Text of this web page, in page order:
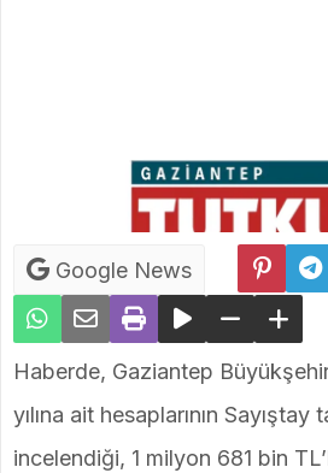
Google News
Haberde, Gaziantep
yılına ait hesaplarının Sayıştay
incelendiği, 1 milyon 681 bin